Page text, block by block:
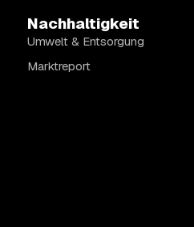
Nachhaltigkeit
Umwelt & Entsorgung
Marktreport